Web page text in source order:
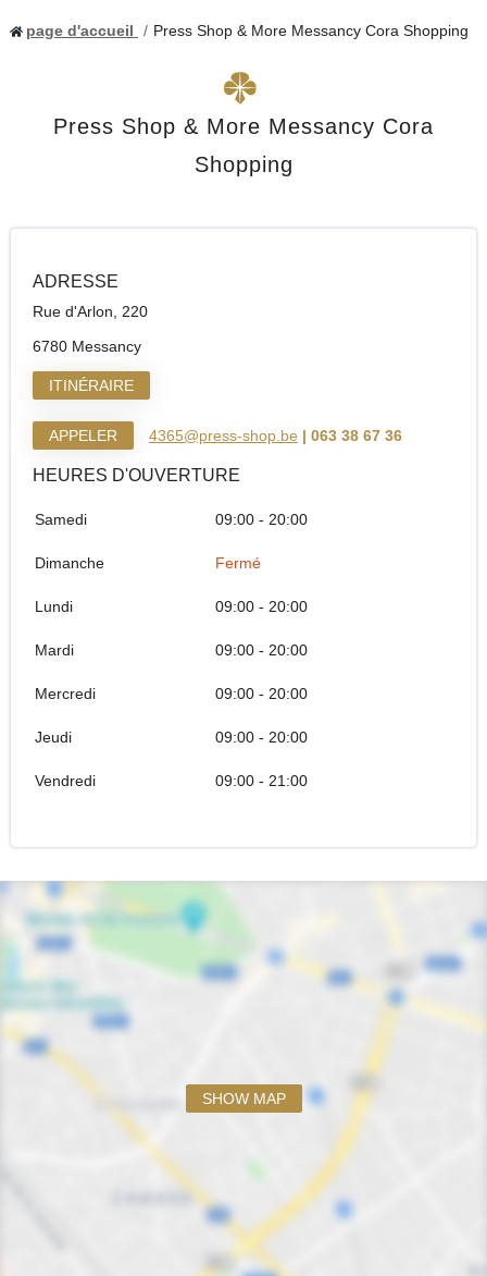
page d'accueil Press Shop & More Messancy Cora Shopping
Press Shop & More Messancy Cora
Shopping
ADRESSE
Rue d'Arlon, 220
6780 Messancy
ITINÉRAIRE
APPELER 4365@press-shop.be | 063 38 67 36
HEURES D'OUVERTURE
Samedi 09:00 - 20:00
Dimanche Fermé
Lundi 09:00 - 20:00
Mardi 09:00 - 20:00
Mercredi 09:00 - 20:00
Jeudi 09:00 - 20:00
Vendredi 09:00 - 21:00
SHOW MAP